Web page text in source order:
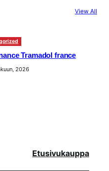
View All
Tramadol france
2026
Etusivukauppa